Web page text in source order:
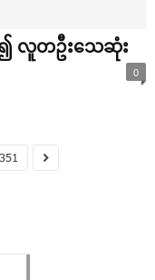
၍ လူတဦး‌သေဆုံး
0